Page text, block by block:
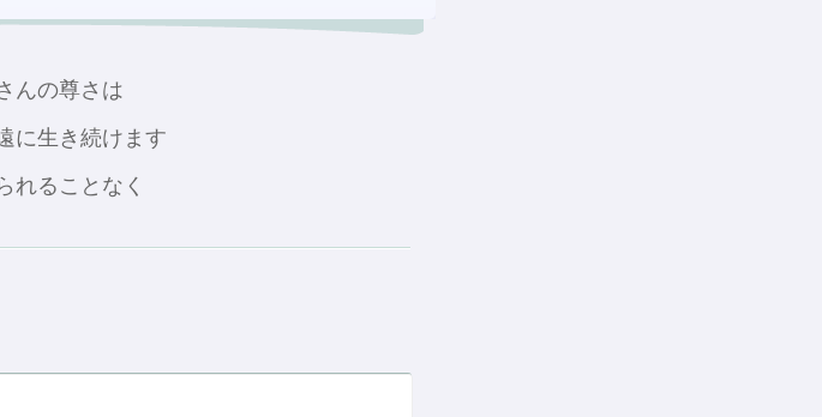
んの尊さは
に生き続けます
れることなく